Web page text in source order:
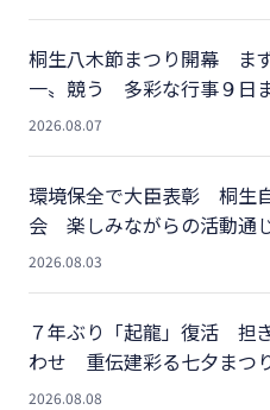
桐生八木節まつり開幕 ま
一〟競う 多彩な行事９日
2026.08.07
環境保全で大臣表彰 桐生
会 楽しみながらの活動通
2026.08.03
７年ぶり「起龍」復活 担
わせ 重伝建彩る七夕まつ
2026.08.08